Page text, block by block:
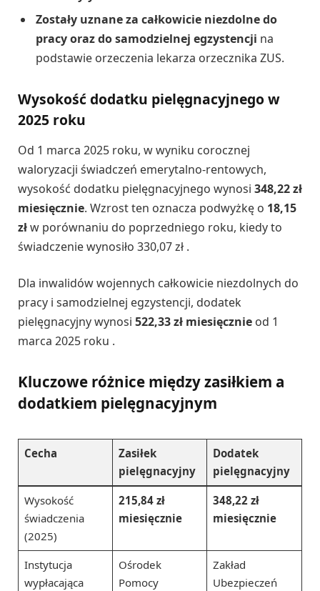
Zostały uznane za całkowicie niezdolne do
pracy oraz do samodzielnej egzystencji na
podstawie orzeczenia lekarza orzecznika ZUS.
Wysokość dodatku pielęgnacyjnego w
2025 roku
Od 1 marca 2025 roku, w wyniku corocznej
waloryzacji świadczeń emerytalno-rentowych,
wysokość dodatku pielęgnacyjnego wynosi 348,22 zł
miesięcznie. Wzrost ten oznacza podwyżkę o 18,15
złw porównaniu do poprzedniego roku, kiedy to
świadczenie wynosiło 330,07 zł .
Dla inwalidów wojennych całkowicie niezdolnych do
pracy i samodzielnej egzystencji, dodatek
pielęgnacyjny wynosi 522,33 zł miesięcznie od 1
marca 2025 roku .
Kluczowe różnice między zasiłkiem a
dodatkiem pielęgnacyjnym
Cecha
Zasiłek
pielęgnacyjny
Dodatek
pielęgnacyjny
Wysokość
świadczenia
(2025)
215,84 zł
miesięcznie
348,22 zł
miesięcznie
Instytucja
wypłacająca
Ośrodek
Pomocy
Zakład
Ubezpieczeń